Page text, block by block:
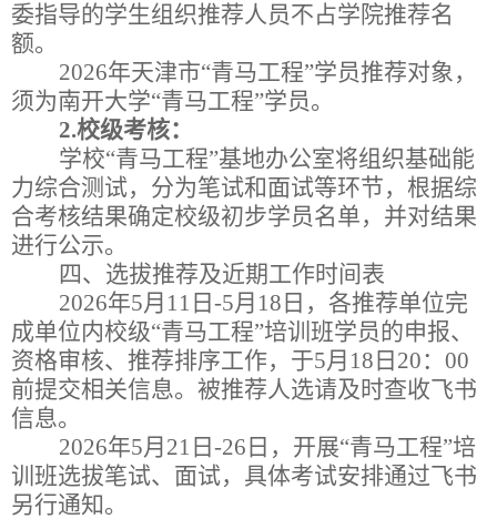
委指导的学生组织推荐人员不占学院推荐名
额。
2026年天津市“青马工程”学员推荐对象，
须为南开大学“青马工程”学员。
2.校级考核：
学校“青马工程”基地办公室将组织基础能
力综合测试，分为笔试和面试等环节，根据综
合考核结果确定校级初步学员名单，并对结果
进行公示。
四、选拔推荐及近期工作时间表
2026年5月 11 日 -5月 18 日，各推荐单位完
成单位内校级“青马工程”培训班学员的申报、
资格审核、推荐排序工作，于5月 18 日 20： 00
前提交相关信息。被推荐人选请及时查收飞书
信息。
2026年5月 21 日 -26 日，开展“青马工程”培
训班选拔笔试、面试，具体考试安排通过飞书
另行通知。